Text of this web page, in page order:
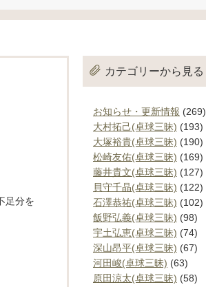
足分を
カテゴリーから見る
お知らせ・更新情報 (269)
大村拓己(卓球三昧) (193)
大塚裕貴(卓球三昧) (190)
松崎友佑(卓球三昧) (169)
藤井貴文(卓球三昧) (127)
貝守千晶(卓球三昧) (122)
石澤恭祐(卓球三昧) (102)
飯野弘義(卓球三昧) (98)
宇土弘恵(卓球三昧) (74)
深山昂平(卓球三昧) (67)
河田峻(卓球三昧) (63)
原田涼太(卓球三昧) (58)